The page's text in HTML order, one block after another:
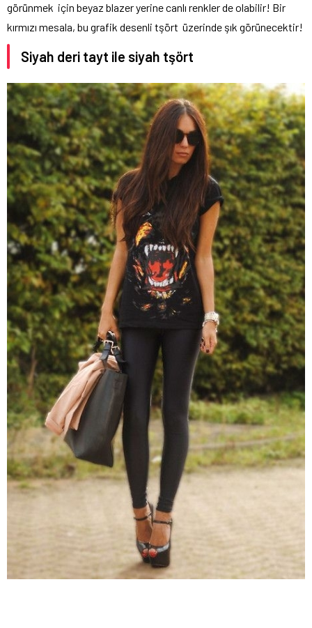
görünmek için beyaz blazer yerine canlı renkler de olabilir! Bir
kırmızı mesala, bu grafik desenli tşört üzerinde şık görünecektir!
Siyah deri tayt ile siyah tşört